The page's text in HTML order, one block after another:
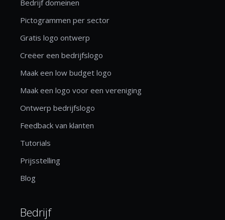
Bedrijf domeinen
Pictogrammen per sector
Gratis logo ontwerp
Creëer een bedrijfslogo
Maak een low budget logo
Maak een logo voor een vereniging
Ontwerp bedrijfslogo
Feedback van klanten
Tutorials
Prijsstelling
Blog
Bedrijf